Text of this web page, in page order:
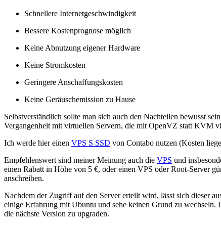
Schnellere Internetgeschwindigkeit
Bessere Kostenprognose möglich
Keine Abnutzung eigener Hardware
Keine Stromkosten
Geringere Anschaffungskosten
Keine Geräuschemission zu Hause
Selbstverständlich sollte man sich auch den Nachteilen bewusst
Vergangenheit mit virtuellen Servern, die mit OpenVZ statt KVM
Ich werde hier einen VPS S SSD von Contabo nutzen (Kosten
Empfehlenswert sind meiner Meinung auch die VPS und
einen Rabatt in Höhe von 5 €, oder einen VPS oder Root-Server
anschreiben.
Nachdem der Zugriff auf den Server erteilt wird, lässt sich dieser
einige Erfahrung mit Ubuntu und sehe keinen Grund zu wechseln.
die nächste Version zu upgraden.